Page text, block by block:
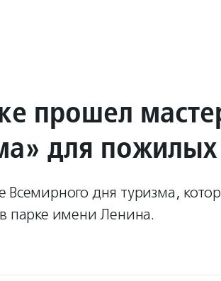
прошел
для
Всемирного дня туризма,
парке имени Ленина.